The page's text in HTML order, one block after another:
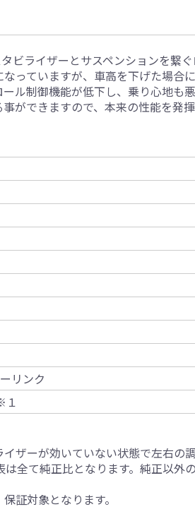
ビライザーとサスペンションを繋
っていますが、車高を下げた場合
ル制御機能が低下し、乗り心地も
ができますので、本来の性能を発揮
リンク
１
ザーが効いていない状態で左右の
全て純正比となります。純正以
証対象となります。